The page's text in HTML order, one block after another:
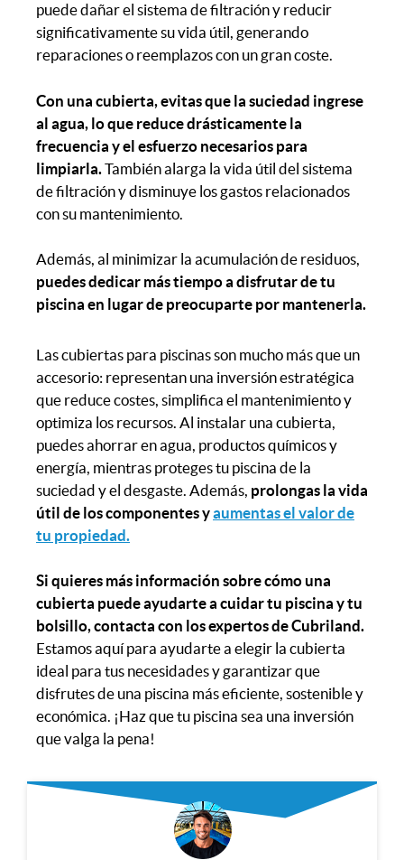
puede dañar el sistema de filtración y reducir
significativamente su vida útil, generando
reparaciones o reemplazos con un gran coste.
Con una cubierta, evitas que la suciedad ingrese
al agua, lo que reduce drásticamente la
frecuencia y el esfuerzo necesarios para
limpiarla. También alarga la vida útil del sistema
de filtración y disminuye los gastos relacionados
con su mantenimiento.
Además, al minimizar la acumulación de residuos,
puedes dedicar más tiempo a disfrutar de tu
piscina en lugar de preocuparte por mantenerla.
Las cubiertas para piscinas son mucho más que un
accesorio: representan una inversión estratégica
que reduce costes, simplifica el mantenimiento y
optimiza los recursos. Al instalar una cubierta,
puedes ahorrar en agua, productos químicos y
energía, mientras proteges tu piscina de la
suciedad y el desgaste. Además, prolongas la vida
útil de los componentes yaumentas el valor de
tu propiedad.
Si quieres más información sobre cómo una
cubierta puede ayudarte a cuidar tu piscina y tu
bolsillo, contacta con los expertos de Cubriland.
Estamos aquí para ayudarte a elegir la cubierta
ideal para tus necesidades y garantizar que
disfrutes de una piscina más eficiente, sostenible y
económica. ¡Haz que tu piscina sea una inversión
que valga la pena!